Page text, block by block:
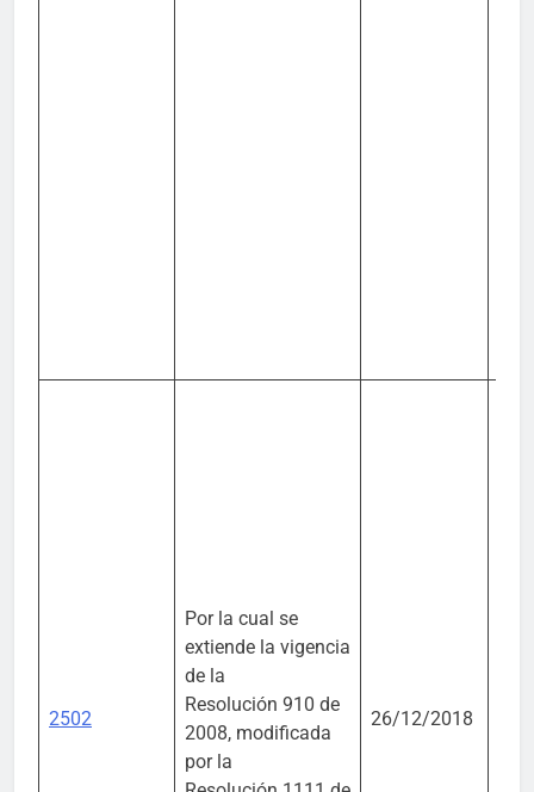
2502
Por la cual se
extiende la vigencia
de la
Resolución 910 de
2008, modificada
por la
26/12/2018